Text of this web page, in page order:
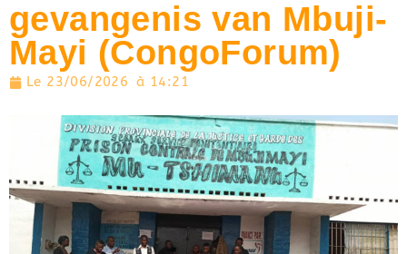
gevangenis van Mbuji-
Mayi (CongoForum)
Le 23/06/2026 à 14:21